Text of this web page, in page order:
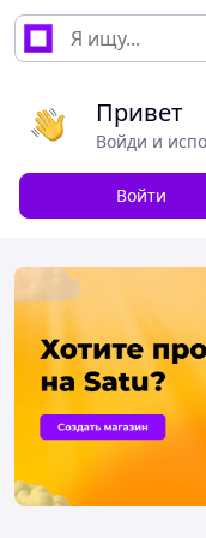
Привет
Войди и
Войти